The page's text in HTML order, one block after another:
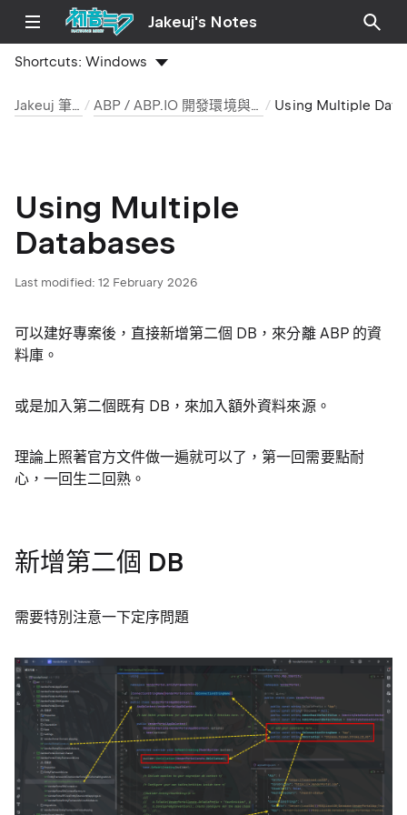
Jakeuj's Notes
Shortcuts:Windows
Jakeuj 筆記本 ABP / ABP.IO 開發環境與安裝筆記
Using Multiple
Databases
Last modified: 12 February 2026
可以建好專案後，直接新增第二個 DB，來分離 ABP 的資
料庫。
或是加入第二個既有 DB，來加入額外資料來源。
理論上照著官方文件做一遍就可以了，第一回需要點耐
心，一回生二回熟。
新增第二個 DB
需要特別注意一下定序問題